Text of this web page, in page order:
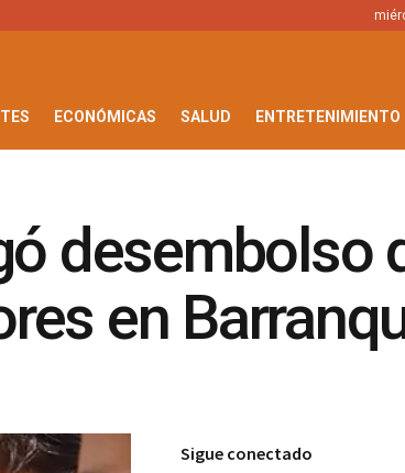
ECONÓMICAS SALUD ENTRETENIMIENTO
desembolso
en
Sigue conectado